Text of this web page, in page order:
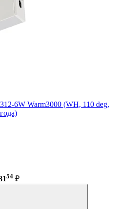
6W Warm3000 (WH, 110 deg,
54 ₽